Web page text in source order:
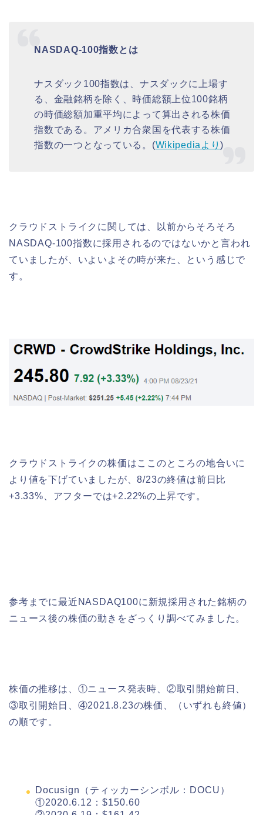
NASDAQ-100指数とは
ナスダック100指数は、ナスダックに上場す
る、金融銘柄を除く、時価総額上位100銘柄
の時価総額加重平均によって算出される株価
指数である。アメリカ合衆国を代表する株価
指数の一つとなっている。(Wikipediaより)
クラウドストライクに関しては、以前からそろそろ
NASDAQ-100指数に採用されるのではないかと言われ
ていましたが、いよいよその時が来た、という感じで
す。
クラウドストライクの株価はここのところの地合いに
より値を下げていましたが、8/23の終値は前日比
+3.33%、アフターでは+2.22%の上昇です。
参考までに最近NASDAQ100に新規採用された銘柄の
ニュース後の株価の動きをざっくり調べてみました。
株価の推移は、①ニュース発表時、②取引開始前日、
③取引開始日、④2021.8.23の株価、（いずれも終値）
の順です。
Docusign（ティッカーシンボル：DOCU）
①2020.6.12：$150.60